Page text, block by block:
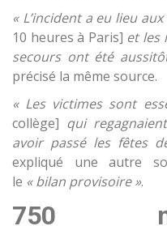
« L’incident a eu lieu
10 heures à Paris] et les
secours ont été
précisé la même source.
« Les victimes sont
collège] qui
avoir passé les fêtes
expliqué une autre
le « bilan provisoire ».
750